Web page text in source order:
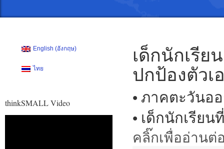
English (อังกฤษ)
ไทย
thinkSMALL Video
เด็กนักเรีย
ปกป้องตัวเ
• ภาคตะวันอ
• เด็กนักเรีย
คลิ๊กเพื่ออ่านต่